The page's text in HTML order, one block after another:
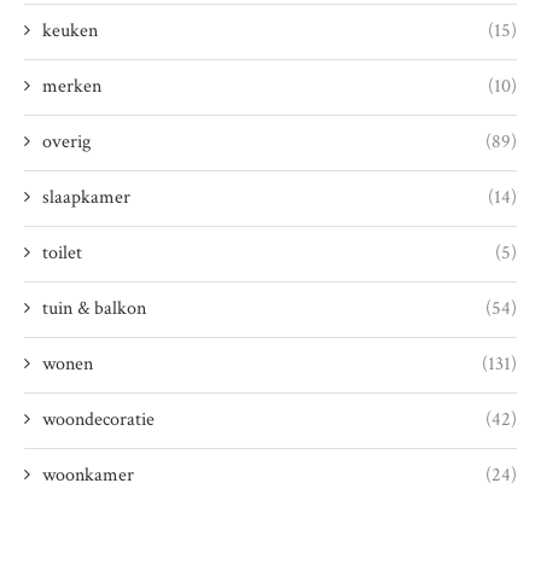
keuken (15)
merken (10)
overig (89)
slaapkamer (14)
toilet (5)
tuin & balkon (54)
wonen (131)
woondecoratie (42)
woonkamer (24)